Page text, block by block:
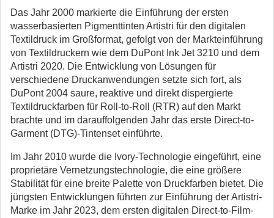
Das Jahr 2000 markierte die Einführung der ersten
wasserbasierten Pigmenttinten Artistri für den digitalen
Textildruck im Großformat, gefolgt von der Markteinführung
von Textildruckern wie dem DuPont Ink Jet 3210 und dem
Artistri 2020. Die Entwicklung von Lösungen für
verschiedene Druckanwendungen setzte sich fort, als
DuPont 2004 saure, reaktive und direkt dispergierte
Textildruckfarben für Roll-to-Roll (RTR) auf den Markt
brachte und im darauffolgenden Jahr das erste Direct-to-
Garment (DTG)-Tintenset einführte.
Im Jahr 2010 wurde die Ivory-Technologie eingeführt, eine
proprietäre Vernetzungstechnologie, die eine größere
Stabilität für eine breite Palette von Druckfarben bietet. Die
jüngsten Entwicklungen führten zur Einführung der Artistri-
Marke im Jahr 2023, dem ersten digitalen Direct-to-Film-